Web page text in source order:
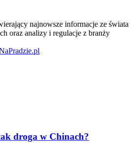
najnowsze informacje ze świata
oraz analizy i regulacje z branży
droga w Chinach?